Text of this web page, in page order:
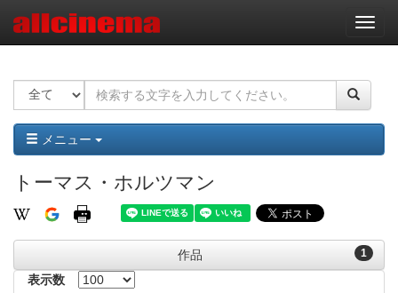
ナ
ビ
ー
ョ
ン
メニュー
トーマス・ホルツマン
1
作品
表示数